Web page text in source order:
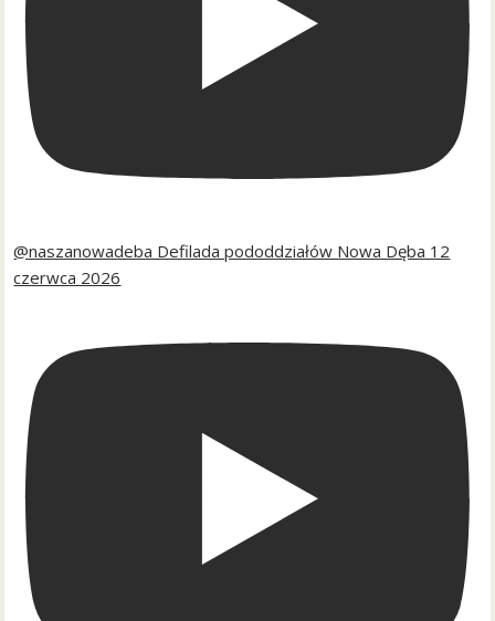
@naszanowadeba Defilada pododdziałów Nowa Dęba 12
czerwca 2026